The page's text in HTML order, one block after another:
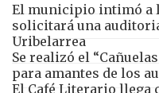
El municipio intimó a
solicitará una
Uribelarrea
Se realizó el
para amantes de los
El Café Literario llega